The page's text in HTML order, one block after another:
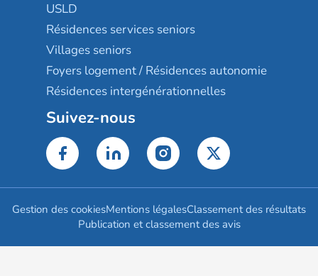
USLD
Résidences services seniors
Villages seniors
Foyers logement / Résidences autonomie
Résidences intergénérationnelles
Suivez-nous
Gestion des cookiesMentions légalesClassement des résultats
Publication et classement des avis